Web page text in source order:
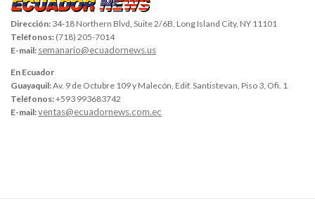
Dirección: 34-18 Northern Blvd, Suite 2/6B, Long Island City, NY 11101
Teléfonos: (718) 205-7014
E-mail: semanario@ecuadornews.us
En Ecuador
Guayaquil:Av. 9 de Octubre 109 y Malecón, Edif. Santistevan, Piso 3, Ofi. 1
Teléfonos:+593 993683742
E-mail:ventas@ecuadornews.com.ec